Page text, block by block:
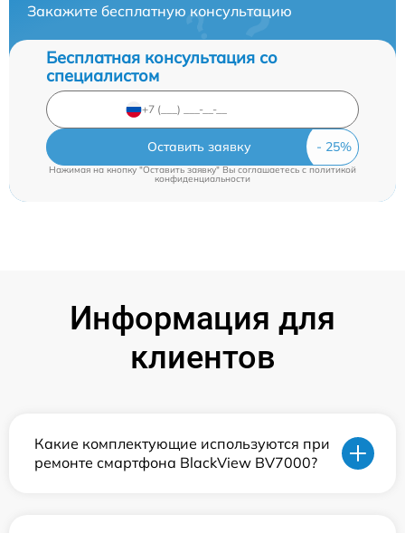
Закажите бесплатную консультацию
Бесплатная консультация со
специалистом
Оставить заявку
Нажимая на кнопку "Оставить заявку" Вы соглашаетесь cполитикой
конфиденциальности
Информация для
клиентов
Какие комплектующие используются при
ремонте смартфона BlackView BV7000?